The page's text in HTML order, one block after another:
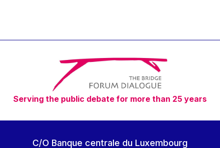
Vassilios Skouris
Vítor Manuel da Silva Caldeira
Viviane Reding
Walter Hagg
Walter RADERMACHER
Werner Hoyer
Serving the public debate for more than 25 years
C/O Banque centrale du Luxembourg